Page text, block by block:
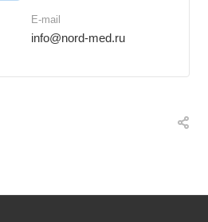
E-mail
info@nord-med.ru